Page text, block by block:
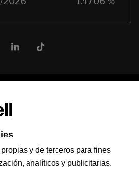
PSD2
y de terceros para fines
analíticos y publicitarias.